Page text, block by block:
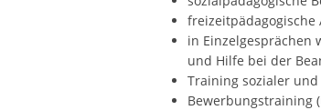
freizeitpädagogische
in Einzelgesprächen
und Hilfe bei der
Training sozialer
Bewerbungstraining